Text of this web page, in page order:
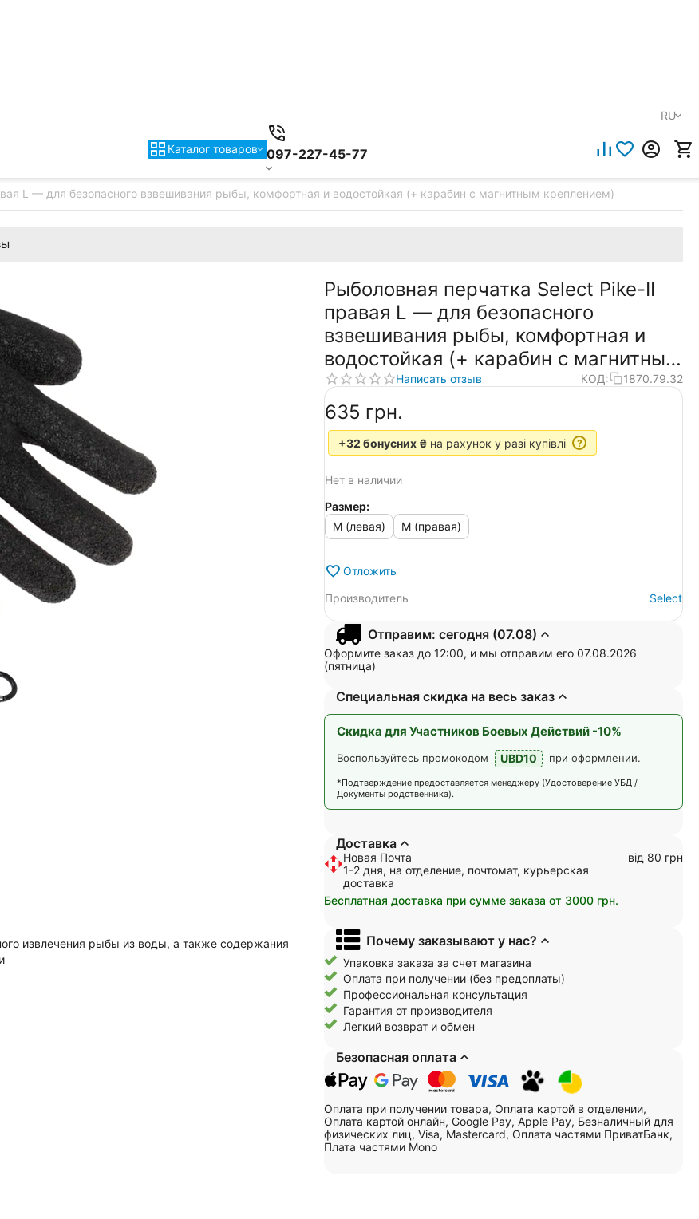
RU
Каталог товаров 097-227-45-77
L — для безопасного взвешивания рыбы, комфортная и водостойкая (+ карабин с магнитным креплением)
Рыболовная перчатка Select Pike-II
правая L — для безопасного
взвешивания рыбы, комфортная и
водостойкая (+ карабин с магнитным
креплением)
Написать отзыв КОД: 1870.79.32
‍635‍ грн.
+32 бонусних ₴ на рахунок у разі купівлі ?
Нет в наличии
Размер:
M (левая)
M (правая)
Отложить
Производитель
Select
Отправим: сегодня (07.08)
Оформите заказ до 12:00, и мы отправим его 07.08.2026
(пятница)
Специальная скидка на весь заказ
Скидка для Участников Боевых Действий -10%
Воспользуйтесь промокодом UBD10 при оформлении.
*Подтверждение предоставляется менеджеру (Удостоверение УБД /
Документы родственника).
Доставка
Новая Почта
1-2 дня, на отделение, почтомат, курьерская
доставка
від 80 грн
Бесплатная доставка при сумме заказа от 3000 грн.
Почему заказывают у нас?
Упаковка заказа за счет магазина
Оплата при получении (без предоплаты)
Профессиональная консультация
Гарантия от производителя
Легкий возврат и обмен
Безопасная оплата
Оплата при получении товара, Оплата картой в отделении,
Оплата картой онлайн, Google Pay, Apple Pay, Безналичный для
физических лиц, Visa, Mastercard, Оплата частями ПриватБанк,
Плата частями Mono
извлечения рыбы из воды, а также содержания